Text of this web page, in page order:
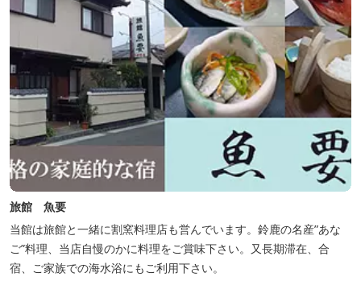
旅館 魚要
当館は旅館と一緒に割窯料理店も営んでいます。鈴鹿の名産”あな
ご”料理、当店自慢のかに料理をご賞味下さい。又長期滞在、合
宿、ご家族での海水浴にもご利用下さい。